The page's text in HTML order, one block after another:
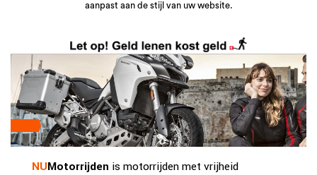
aanpast aan de stijl van uw website.
NUMotorrijden is motorrijden met vrijheid